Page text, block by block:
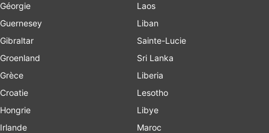
Géorgie
Guernesey
Gibraltar
Groenland
Grèce
Croatie
Hongrie
Irlande
Laos
Liban
Sainte-Lucie
Sri Lanka
Liberia
Lesotho
Libye
Maroc